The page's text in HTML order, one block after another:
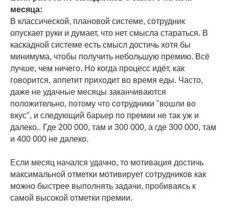
месяца:
В классической, плановой системе, сотрудник
опускает руки и думает, что нет смысла стараться. В
каскадной системе есть смысл достичь хотя бы
минимума, чтобы получить небольшую премию. Всё
лучше, чем ничего. Но когда процесс идёт, как
говорится, аппетит приходит во время еды. Часто,
даже не удачные месяцы заканчиваются
положительно, потому что сотрудники "вошли во
вкус", и следующий барьер по премии не так уж и
далеко.. Где 200 000, там и 300 000, а где 300 000, там
и 400 000 не далеко.
Если месяц начался удачно, то мотивация достичь
максимальной отметки мотивирует сотрудников как
можно быстрее выполнять задачи, пробиваясь к
самой высокой отметки премии.